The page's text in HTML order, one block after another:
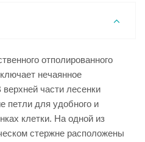
отполированного
нечаянное
части лесенки
петли для удобного и
клетки. На одной из
стержне расположены